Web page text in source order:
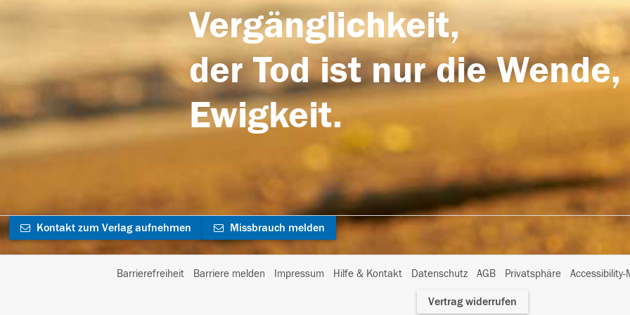
Vergänglichkeit,
der Tod ist nur die
Ewigkeit.
Kontakt zum Verlag aufnehmen Missbrauch melden
Barrierefreiheit Barriere melden Impressum Hilfe & Kontakt Datenschutz AGB Privatsphäre
I
Vertrag widerrufen